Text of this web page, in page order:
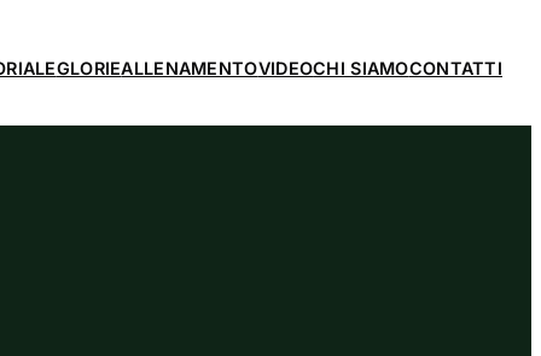
GLORIEALLENAMENTOVIDEOCHI SIAMOCONTATTI